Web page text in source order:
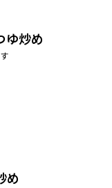
ゆ炒め
め